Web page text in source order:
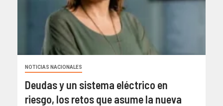
NOTICIAS NACIONALES
Deudas y un sistema eléctrico en
riesgo, los retos que asume la nueva